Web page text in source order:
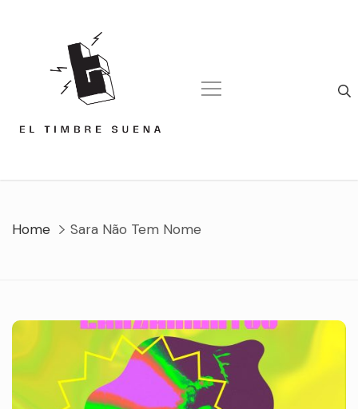
Home Sara Não Tem Nome